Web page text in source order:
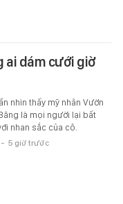
ai dám cưới giờ
nhìn thấy mỹ nhân Vườn
là mọi người lại bất
nhan sắc của cô.
- 5 giờ trước